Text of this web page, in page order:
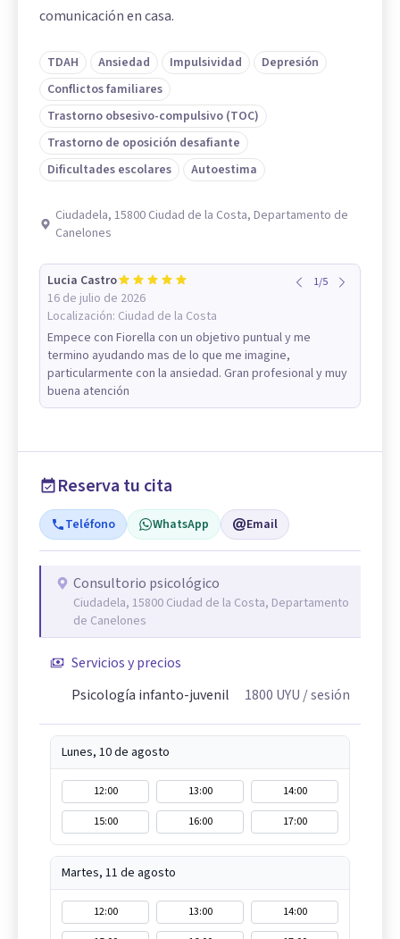
comunicación en casa.
TDAH Ansiedad Impulsividad
Depresión
Conflictos familiares
Trastorno obsesivo-compulsivo (TOC)
Trastorno de oposición desafiante
Dificultades escolares
Autoestima
Ciudadela, 15800 Ciudad de la Costa, Departamento de
Canelones
Lucia Castro
16 de julio de 2026
Localización: Ciudad de la Costa
1/5
Empece con Fiorella con un objetivo puntual y me
termino ayudando mas de lo que me imagine,
particularmente con la ansiedad. Gran profesional y muy
buena atención
Reserva tu cita
Teléfono WhatsApp Email
Consultorio psicológico
Ciudadela, 15800 Ciudad de la Costa, Departamento
de Canelones
Servicios y precios
Psicología infanto-juvenil
1800 UYU / sesión
Lunes, 10 de agosto
12:00 13:00
14:00
15:00
16:00 17:00
Martes, 11 de agosto
12:00 13:00
14:00